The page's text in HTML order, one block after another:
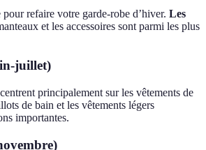
refaire votre garde-robe d’hiver. Les
et les accessoires sont parmi les plus
juillet)
principalement sur les vêtements de
de bain et les vêtements légers
importantes.